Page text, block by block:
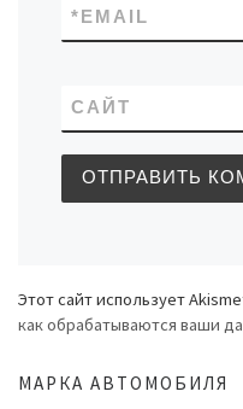
EMAIL
*
САЙТ
Этот сайт использует
как обрабатываются ваши
МАРКА АВТОМОБИЛЯ